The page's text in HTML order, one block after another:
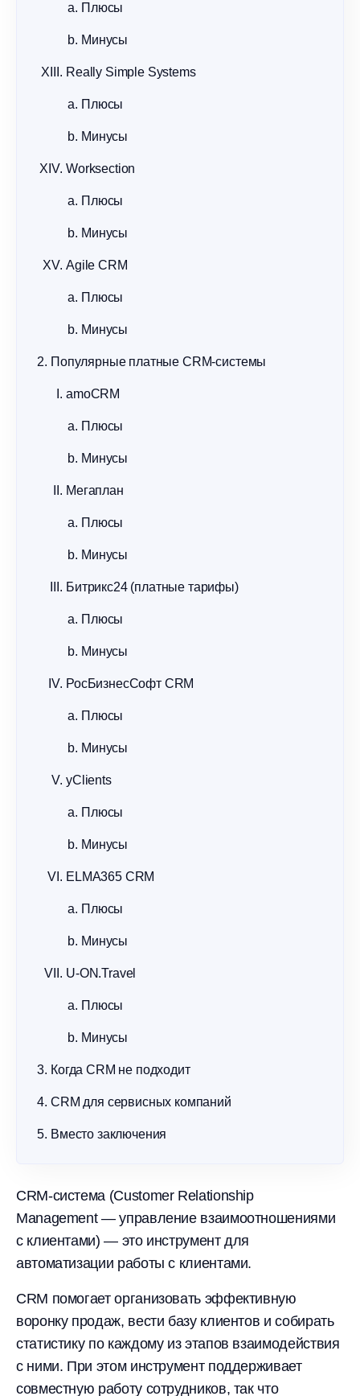
Плюсы
Минусы
Really Simple Systems
Плюсы
Минусы
Worksection
Плюсы
Минусы
Agile CRM
Плюсы
Минусы
Популярные платные CRM-системы
amoCRM
Плюсы
Минусы
Мегаплан
Плюсы
Минусы
Битрикс24 (платные тарифы)
Плюсы
Минусы
РосБизнесСофт CRM
Плюсы
Минусы
yClients
Плюсы
Минусы
ELMA365 CRM
Плюсы
Минусы
U-ON.Travel
Плюсы
Минусы
Когда CRM не подходит
CRM для сервисных компаний
Вместо заключения
CRM-система (Customer Relationship
Management — управление взаимоотношениями
с клиентами) — это инструмент для
автоматизации работы с клиентами.
CRM помогает организовать эффективную
воронку продаж, вести базу клиентов и собирать
статистику по каждому из этапов взаимодействия
с ними. При этом инструмент поддерживает
совместную работу сотрудников, так что